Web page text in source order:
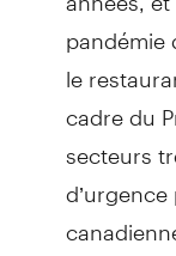
pandémie
le
cadre du
secteurs